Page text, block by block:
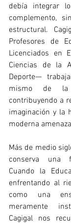
debía integrar
complemento,
estructural.
Profesores de
Licenciados en
Ciencias de la
Deporte—
mismo de la
contribuyendo a
imaginación y la
moderna
Más de medio
conserva una
Cuando la
enfrentando al
como una
meramente
Cagigal nos